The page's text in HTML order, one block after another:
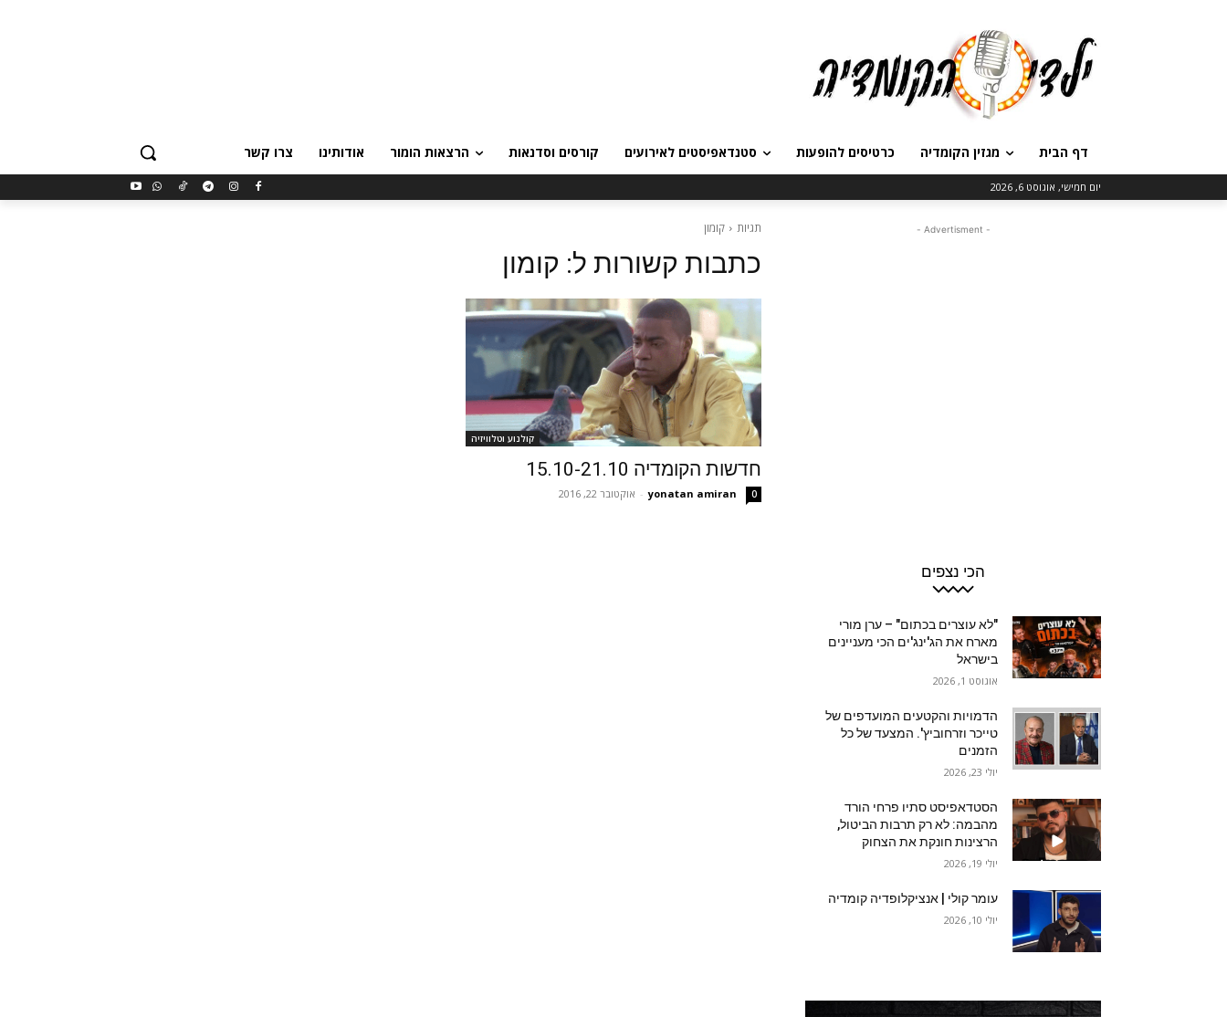
דף הבית מגזין הקומדיה כרטיסים להופעות סטנדאפיסטים לאירועים קורסים וסדנאות הרצאות הומור אודותינו צרו קשר
יום חמישי, אוגוסט 6, 2026
תגיות קומון
כתבות קשורות ל: קומון
קולנוע וטלוויזיה
חדשות הקומדיה 15.10-21.10
yonatan amiran
- אוקטובר 22, 2016 0
- Advertisment -
הכי נצפים
"לא עוצרים בכתום" – ערן מורי
מארח את הג'ינג'ים הכי מעניינים
בישראל
אוגוסט 1, 2026
הדמויות והקטעים המועדפים של
טייכר וזרחוביץ'. המצעד של כל
הזמנים
יולי 23, 2026
הסטדאפיסט סתיו פרחי הורד
מהבמה: לא רק תרבות הביטול,
הרצינות חונקת את הצחוק
יולי 19, 2026
עומר קולי | אנציקלופדיה קומדיה
יולי 10, 2026